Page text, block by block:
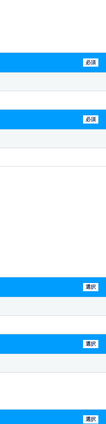
必須
必須
選択
選択
選択